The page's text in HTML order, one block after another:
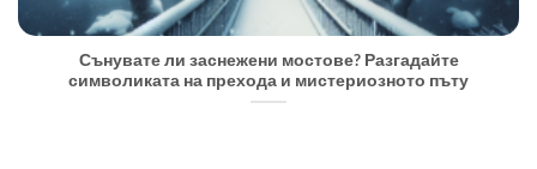
Сънувате ли заснежени мостове? Разгадайте
символиката на прехода и мистериозното пъту